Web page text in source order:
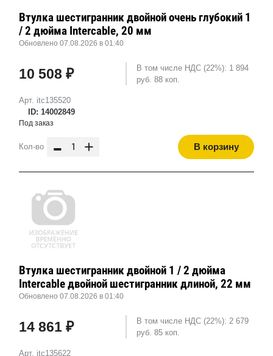
Арт. itc135520
ID: 14002849
Втулка шестигранник двойной очень глубокий 1
/ 2 дюйма Intercable, 20 мм
Обновлено 07.08.2026 в 01:40
10 508 ₽
В том числе НДС (22%): 1 894
руб. 88 коп.
Под заказ
Кол-во - + В корзину
Арт. itc135622
Втулка шестигранник двойной 1 / 2 дюйма
Intercable двойной шестигранник длиной, 22 мм
Обновлено 07.08.2026 в 01:40
14 861 ₽
В том числе НДС (22%): 2 679
руб. 85 коп.